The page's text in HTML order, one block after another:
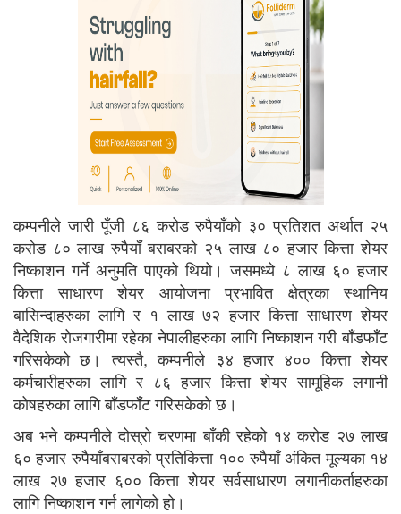
कम्पनीले जारी पूँजी ८६ करोड रुपैयाँको ३० प्रतिशत अर्थात २५
करोड ८० लाख रुपैयाँ बराबरको २५ लाख ८० हजार कित्ता शेयर
निष्काशन गर्ने अनुमति पाएको थियो। जसमध्ये ८ लाख ६० हजार
कित्ता साधारण शेयर आयोजना प्रभावित क्षेत्रका स्थानिय
बासिन्दाहरुका लागि र १ लाख ७२ हजार कित्ता साधारण शेयर
वैदेशिक रोजगारीमा रहेका नेपालीहरुका लागि निष्काशन गरी बाँडफाँट
गरिसकेको छ। त्यस्तै, कम्पनीले ३४ हजार ४०० कित्ता शेयर
कर्मचारीहरुका लागि र ८६ हजार कित्ता शेयर सामूहिक लगानी
कोषहरुका लागि बाँडफाँट गरिसकेको छ।
अब भने कम्पनीले दोस्रो चरणमा बाँकी रहेको १४ करोड २७ लाख
६० हजार रुपैयाँबराबरको प्रतिकित्ता १०० रुपैयाँ अंकित मूल्यका १४
लाख २७ हजार ६०० कित्ता शेयर सर्वसाधारण लगानीकर्ताहरुका
लागि निष्काशन गर्न लागेको हो।